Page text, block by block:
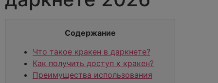
Содержание
Что такое кракен в даркнете?
Как получить доступ к кракен?
Преимущества использования